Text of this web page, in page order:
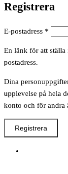
Registrera
E-postadress *
En länk för att
postadress.
Dina
upplevelse på hela
konto och för andra
Registrera